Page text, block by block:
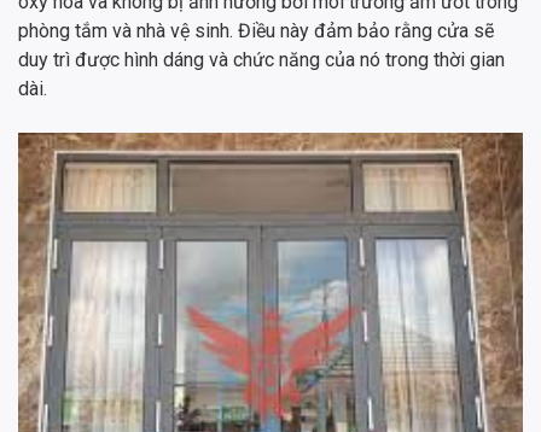
phòng tắm và nhà vệ sinh. Điều này đảm bảo rằng cửa sẽ
duy trì được hình dáng và chức năng của nó trong thời gian
dài.